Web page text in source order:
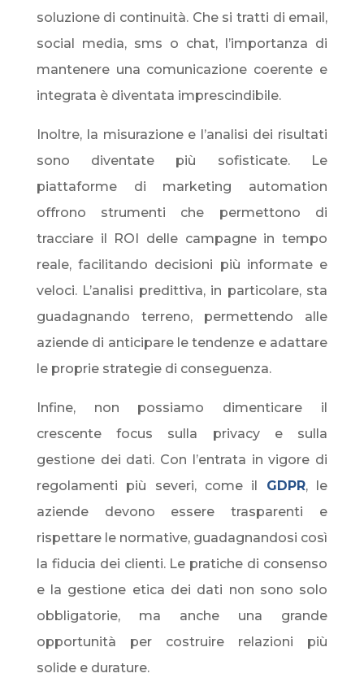
soluzione di continuità. Che si tratti di email,
social media, sms o chat, l’importanza di
mantenere una comunicazione coerente e
integrata è diventata imprescindibile.
Inoltre, la misurazione e l’analisi dei risultati
sono diventate più sofisticate. Le
piattaforme di marketing automation
offrono strumenti che permettono di
tracciare il ROI delle campagne in tempo
reale, facilitando decisioni più informate e
veloci. L’analisi predittiva, in particolare, sta
guadagnando terreno, permettendo alle
aziende di anticipare le tendenze e adattare
le proprie strategie di conseguenza.
Infine, non possiamo dimenticare il
crescente focus sulla privacy e sulla
gestione dei dati. Con l’entrata in vigore di
regolamenti più severi, come il GDPR, le
aziende devono essere trasparenti e
rispettare le normative, guadagnandosi così
la fiducia dei clienti. Le pratiche di consenso
e la gestione etica dei dati non sono solo
obbligatorie, ma anche una grande
opportunità per costruire relazioni più
solide e durature.